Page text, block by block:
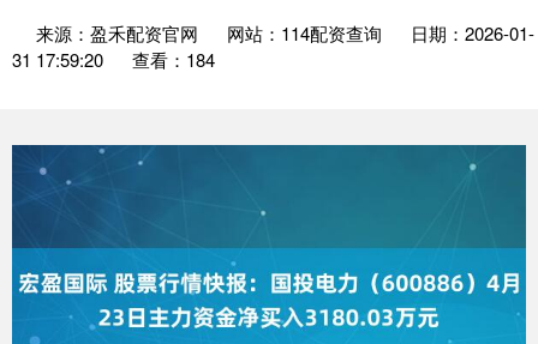
来源：盈禾配资官网 网站：114配资查询
日期：2026-01-
31 17:59:20
查看：184